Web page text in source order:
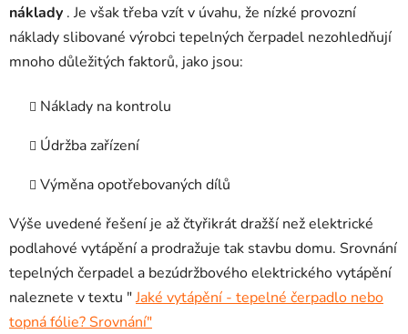
náklady . Je však třeba vzít v úvahu, že nízké provozní
náklady slibované výrobci tepelných čerpadel nezohledňují
mnoho důležitých faktorů, jako jsou:
Náklady na kontrolu
Údržba zařízení
Výměna opotřebovaných dílů
Výše uvedené řešení je až čtyřikrát dražší než elektrické
podlahové vytápění a prodražuje tak stavbu domu. Srovnání
tepelných čerpadel a bezúdržbového elektrického vytápění
naleznete v textu "Jaké vytápění - tepelné čerpadlo nebo
topná fólie? Srovnání"